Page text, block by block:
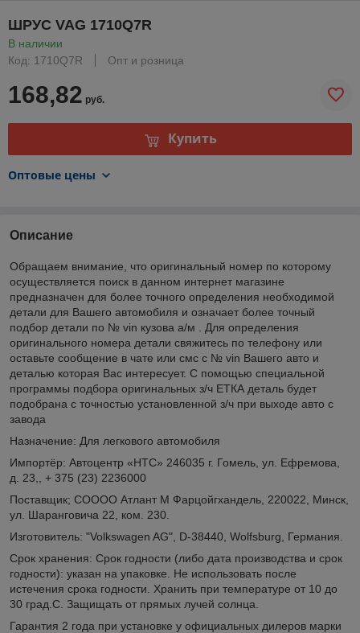
ШРУС VAG 1710Q7R
В наличии
Код: 1710Q7R
Опт и розница
168,82 руб.
Купить
Оптовые цены
Описание
Обращаем внимание, что оригинальный номер по которому
осуществляется поиск в данном интернет магазине
предназначен для более точного определения необходимой
детали для Вашего автомобиля и означает более точный
подбор детали по № vin кузова а/м . Для определения
оригинального номера детали свяжитесь по телефону или
оставьте сообщение в чате или смс с № vin Вашего авто и
деталью которая Вас интересует. С помощью специальной
программы подбора оригинальных з/ч ЕТКА деталь будет
подобрана с точностью установленной з/ч при выходе авто с
завода
Назначение: Для легкового автомобиля
Импортёр: Автоцентр «НТС» 246035 г. Гомель, ул. Ефремова,
д. 23,, + 375 (23) 2236000
Поставщик; СОООО Атлант М Фарцойгхандель, 220022, Минск,
ул. Шаранговича 22, ком. 230.
Изготовитель: "Volkswagen AG", D-38440, Wolfsburg, Германия.
Срок хранения: Срок годности (либо дата производства и срок
годности): указан на упаковке. Не использовать после
истечения срока годности. Хранить при температуре от 10 до
30 град.С. Защищать от прямых лучей солнца.
Гарантия 2 года при установке у официальных дилеров марки